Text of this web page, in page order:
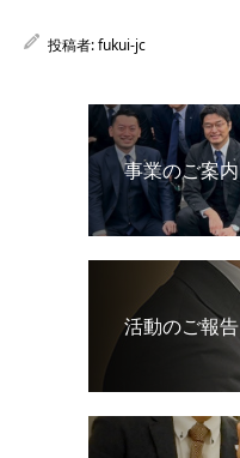
投稿者:fukui-jc
事業のご案内
活動のご報告